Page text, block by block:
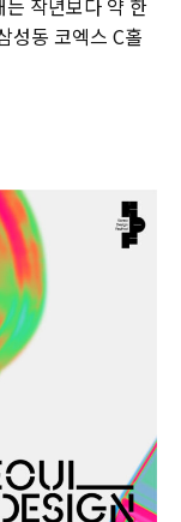
작년보다 약 한
성동 코엑스 C홀